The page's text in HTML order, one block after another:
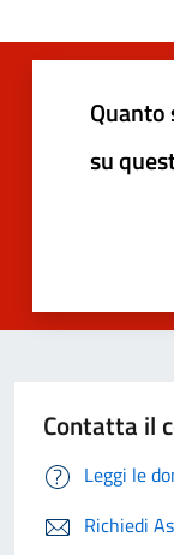
su
Contatta il
Leggi le
Richiedi